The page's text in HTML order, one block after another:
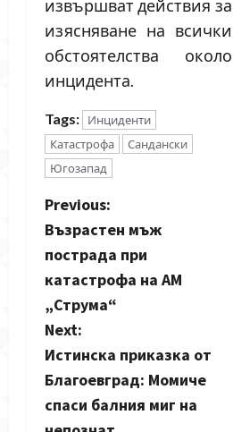
извършват действия за
изясняване на всички
обстоятелства около
инцидента.
Tags:
Инциденти
Катастрофа
Сандански
Югозапад
P
o
s
t
n
a
Previous:
Възрастен мъж
пострада при
катастрофа на АМ
„Струма“
Next:
Истинска приказка от
Благоевград: Момиче
спаси балния миг на